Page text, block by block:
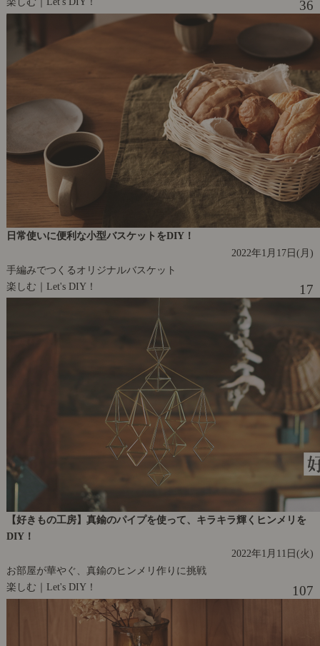
36
日常使いに便利な小型バスケットをDIY！
2022年1月17日(月)
手編みでつくるオリジナルバスケット
楽しむ｜Let's DIY！
17
【好きもの工房】真鍮のパイプを使って、キラキラ輝くヒンメリを
DIY！
2022年1月11日(火)
お部屋が華やぐ、真鍮のヒンメリ作りに挑戦
楽しむ｜Let's DIY！
107